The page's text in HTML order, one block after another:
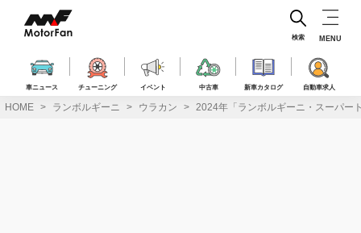
ス
車ニュース チューニング イベント 中古車 新車カタログ 自動車求人
検索 MENU
HOME ランボルギーニ ウラカン 2024年「ランボルギーニ・スーパー